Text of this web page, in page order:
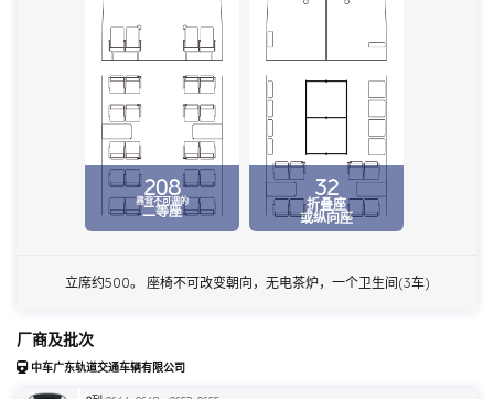
208
靠背不可调的
二等座
32
折叠座
或纵向座
立席约500。 座椅不可改变朝向，无电茶炉，一个卫生间(3车)
厂商及批次
中车广东轨道交通车辆有限公司